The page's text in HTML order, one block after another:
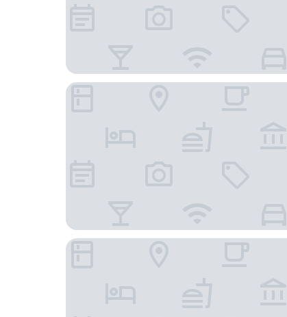
丹尼爾汽車旅館
歐悅連鎖精品汽車旅館 - 新營館